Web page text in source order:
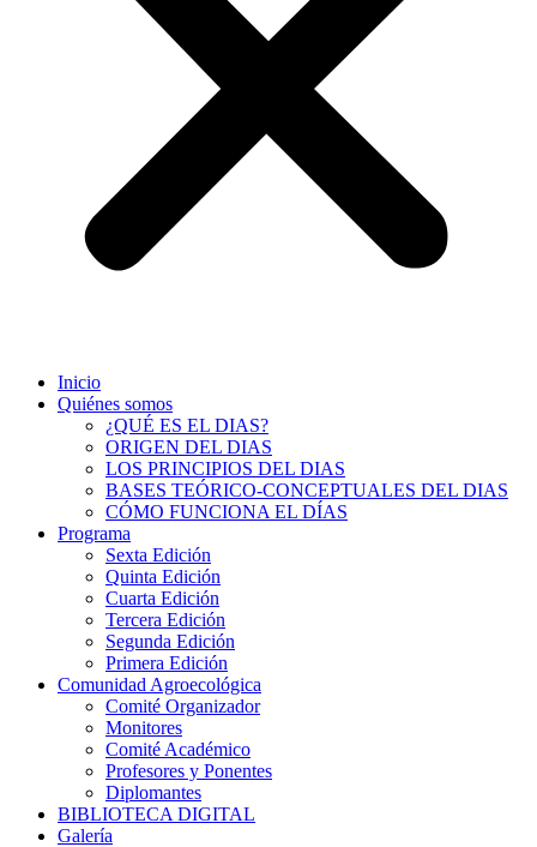
Inicio
Quiénes somos
¿QUÉ ES EL DIAS?
ORIGEN DEL DIAS
LOS PRINCIPIOS DEL DIAS
BASES TEÓRICO-CONCEPTUALES DEL DIAS
CÓMO FUNCIONA EL DÍAS
Programa
Sexta Edición
Quinta Edición
Cuarta Edición
Tercera Edición
Segunda Edición
Primera Edición
Comunidad Agroecológica
Comité Organizador
Monitores
Comité Académico
Profesores y Ponentes
Diplomantes
BIBLIOTECA DIGITAL
Galería